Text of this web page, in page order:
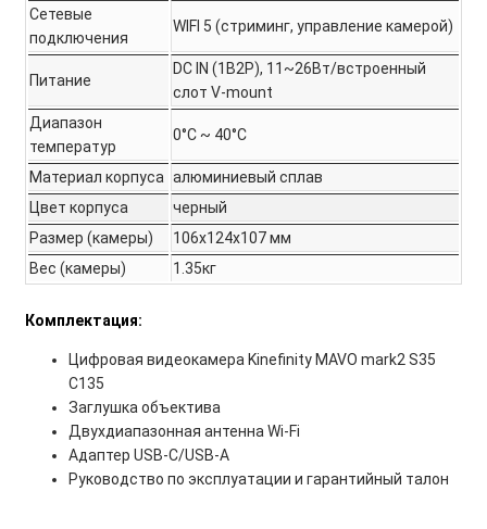
Сетевые
подключения
WIFI 5 (стриминг, управление камерой)
Питание
DC IN (1B2P), 11~26Вт/встроенный
слот V-mount
Диапазон
температур
0°C ~ 40°C
Материал корпуса алюминиевый сплав
Цвет корпуса
черный
Размер (камеры)
106x124x107 мм
Вес (камеры)
1.35кг
Комплектация:
Цифровая видеокамера Kinefinity MAVO mark2 S35
C135
Заглушка объектива
Двухдиапазонная антенна Wi-Fi
Адаптер USB-C/USB-A
Руководство по эксплуатации и гарантийный талон